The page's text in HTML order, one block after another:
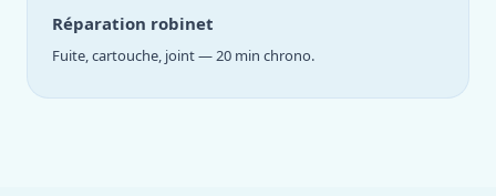
Réparation robinet
Fuite, cartouche, joint — 20 min chrono.